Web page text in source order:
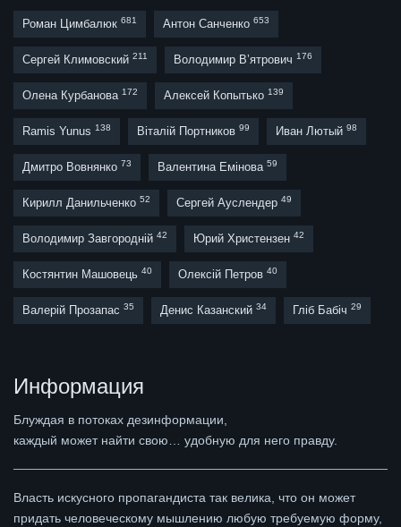
Роман Цимбалюк 681 Антон Санченко 653
Сергей Климовский 211 Володимир В’ятрович 176
Олена Курбанова 172 Алексей Копытько 139
Ramis Yunus 138 Віталій Портников 99 Иван Лютый 98
Дмитро Вовнянко 73 Валентина Емінова 59
Кирилл Данильченко 52 Сергей Ауслендер 49
Володимир Завгородній 42 Юрий Христензен 42
Костянтин Машовець 40 Олексій Петров 40
Валерій Прозапас 35 Денис Казанский 34 Гліб Бабіч 29
Информация
Блуждая в потоках дезинформации,
каждый может найти свою… удобную для него правду.
Власть искусного пропагандиста так велика, что он может
придать человеческому мышлению любую требуемую форму,